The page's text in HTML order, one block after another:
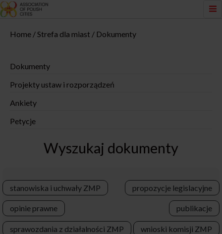
Home Strefa dla miast Dokumenty
Dokumenty
Projekty ustaw i rozporządzeń
Ankiety
Petycje
Wyszukaj dokumenty
stanowiska i uchwały ZMP propozycje legislacyjne
opinie prawne publikacje
sprawozdania z działalności ZMP wnioski komisji ZMP